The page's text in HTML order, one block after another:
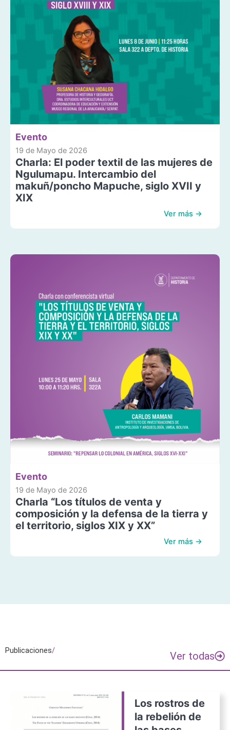
Evento
19 de Mayo de 2026
Charla: El poder textil de las mujeres de
Ngulumapu. Intercambio del
makuñ/poncho Mapuche, siglo XVII y
XIX
Ver más →
Evento
19 de Mayo de 2026
Charla “Los títulos de venta y
composición y la defensa de la tierra y
el territorio, siglos XIX y XX”
Ver más →
Publicaciones/ Ver todas
Los rostros de
la rebelión de